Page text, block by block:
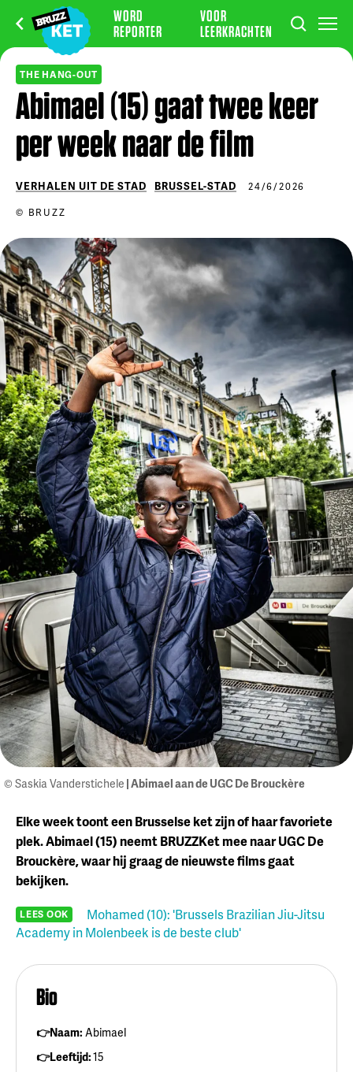
WORD
REPORTER
VOOR
LEERKRACHTEN
THE HANG-OUT
Abimael (15) gaat twee keer
per week naar de film
VERHALEN UIT DE STAD BRUSSEL-STAD
24/6/2026
© BRUZZ
© Saskia Vanderstichele | Abimael aan de UGC De Brouckère
Elke week toont een Brusselse ket zijn of haar favoriete
plek. Abimael (15) neemt BRUZZKet mee naar UGC De
Brouckère, waar hij graag de nieuwste films gaat
bekijken.
LEES OOK
Mohamed (10): 'Brussels Brazilian Jiu-Jitsu
Academy in Molenbeek is de beste club'
Bio
👉Naam: Abimael
👉Leeftijd:15